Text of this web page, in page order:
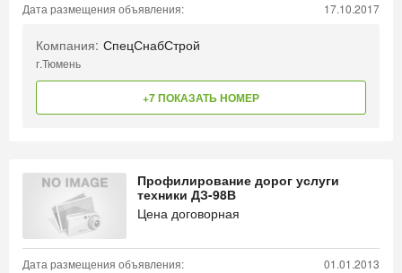
Дата размещения объявления: 17.10.2017
Компания: СпецСнабСтрой
г.Тюмень
+7 ПОКАЗАТЬ НОМЕР
Профилирование дорог услуги
техники ДЗ-98В
Цена договорная
Дата размещения объявления: 01.01.2013